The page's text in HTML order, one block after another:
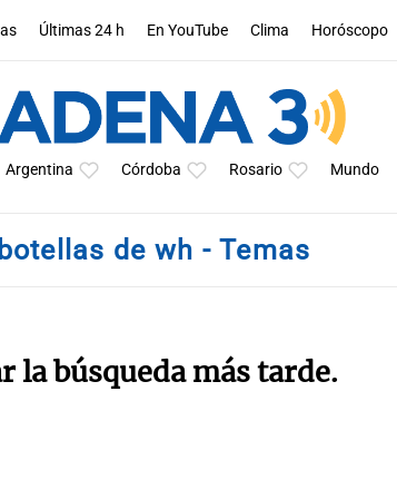
Últimas 24 h En YouTube Clima Horóscopo
Argentina Córdoba Rosario Mundo
botellas de wh - Temas
la búsqueda más tarde.